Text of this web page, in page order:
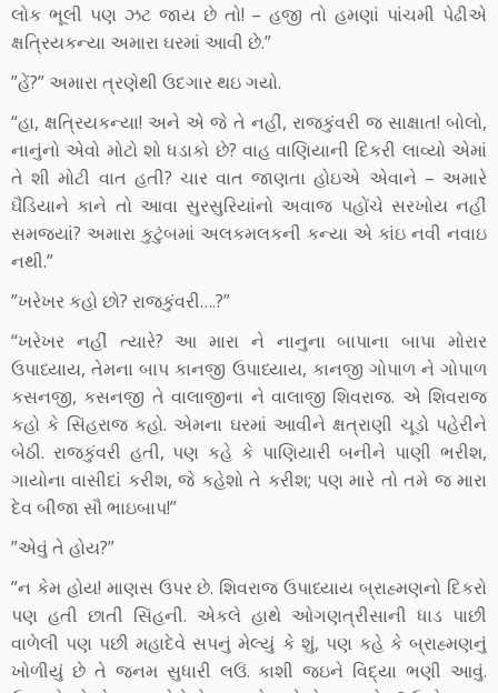
લોક ભૂલી પણ ઝટ જાય છે તો! – હજી તો હમણાં પાંચમી પેઢીએ
ક્ષત્રિયકન્યા અમારા ઘરમાં આવી છે.”
”હેં?” અમારા ત્રણેથી ઉદગાર થઇ ગયો.
“હા, ક્ષત્રિયકન્યા! અને એ જે તે નહીં, રાજકુંવરી જ સાક્ષાત! બોલો,
નાનુંનો એવો મોટો શો ધડાકો છે? વાહ વાણિયાની દિકરી લાવ્યો એમાં
તે શી મોટી વાત હતી? ચાર વાત જાણતા હોઇએ એવાને – અમારે
ઘૈડિયાને કાને તો આવા સુરસુરિયાંનો અવાજ પહોંચે સરખોય નહીં
સમજ્યાં? અમારા કુટુંબમાં અલકમલકની કન્યા એ કાંઇ નવી નવાઇ
નથી.”
”ખરેખર કહો છો? રાજકુંવરી….?”
“ખરેખર નહીં ત્યારે? આ મારા ને નાનુના બાપાના બાપા મોરાર
ઉપાધ્યાય, તેમના બાપ કાનજી ઉપાધ્યાય, કાનજી ગોપાળ ને ગોપાળ
કસનજી, કસનજી તે વાલાજીના ને વાલાજી શિવરાજ. એ શિવરાજ
કહો કે સિંહરાજ કહો. એમના ઘરમાં આવીને ક્ષત્રાણી ચૂડો પહેરીને
બેઠી. રાજકુંવરી હતી, પણ કહે કે પાણિયારી બનીને પાણી ભરીશ,
ગાયોના વાસીદાં કરીશ, જે કહેશો તે કરીશ; પણ મારે તો તમે જ મારા
દેવ બીજા સૌ ભાઇબાપ!”
”એવું તે હોય?”
”ન કેમ હોય! માણસ ઉપર છે. શિવરાજ ઉપાધ્યાય બ્રાહ્મણનો દિકરો
પણ હતી છાતી સિંહની. એકલે હાથે ઓગણત્રીસાની ધાડ પાછી
વાળેલી પણ પછી મહાદેવે સપનું મેલ્યું કે શું, પણ કહે કે બ્રાહ્મણનું
ખોળીયું છે તે જનમ સુધારી લઉં. કાશી જઇને વિદ્યા ભણી આવું.